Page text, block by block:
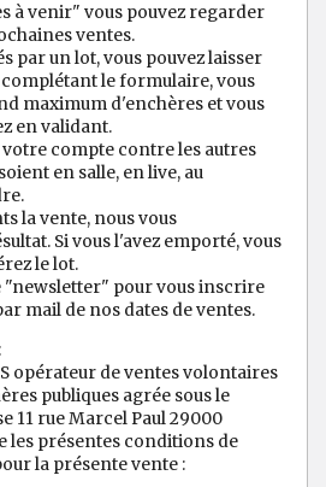
à venir" vous pouvez regarder
ventes.
par un lot, vous pouvez laisser
le formulaire, vous
maximum d'enchères et vous
en validant.
compte contre les autres
en salle, en live, au
la vente, nous vous
Si vous l'avez emporté, vous
le lot.
"newsletter" pour vous inscrire
mail de nos dates de ventes.
opérateur de ventes volontaires
publiques agrée sous le
11 rue Marcel Paul 29000
les présentes conditions de
la présente vente :